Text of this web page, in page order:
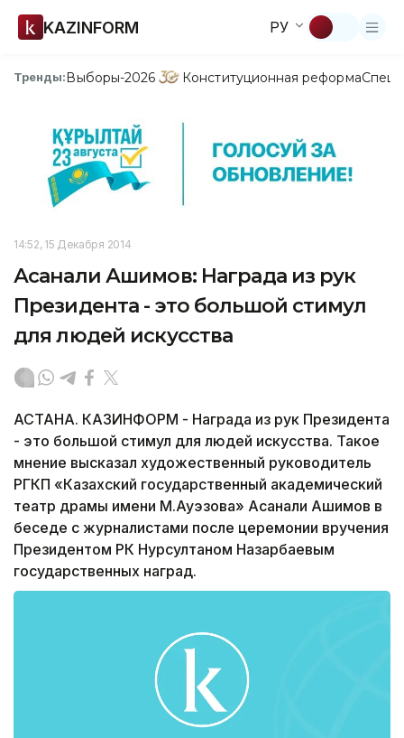
KAZINFORM РУ
Тренды:Выборы-2026 Конституционная реформа
14:52, 15 Декабря 2014
Асанали Ашимов: Награда из рук
Президента - это большой стимул
для людей искусства
АСТАНА. КАЗИНФОРМ - Награда из рук Президента
- это большой стимул для людей искусства. Такое
мнение высказал художественный руководитель
РГКП «Казахский государственный академический
театр драмы имени М.Ауэзова» Асанали Ашимов в
беседе с журналистами после церемонии вручения
Президентом РК Нурсултаном Назарбаевым
государственных наград.